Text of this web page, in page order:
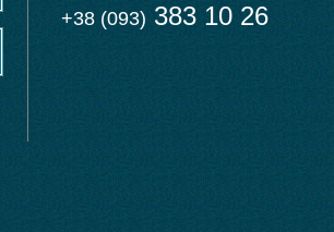
+38 (093) 383 10 26